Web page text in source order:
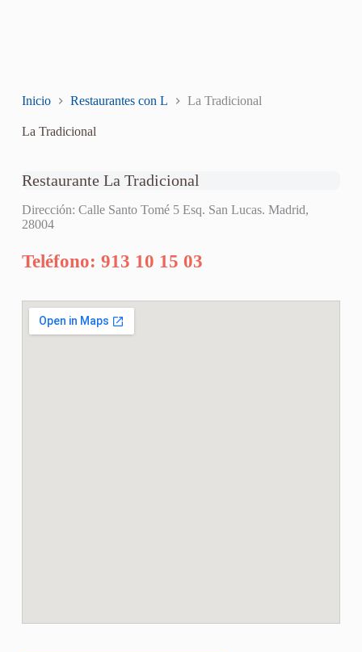
Inicio Restaurantes con L La Tradicional
La Tradicional
Restaurante La Tradicional
Dirección: Calle Santo Tomé 5 Esq. San Lucas. Madrid,
28004
Teléfono: 913 10 15 03